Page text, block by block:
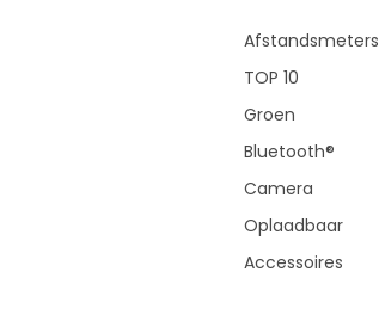
Afstandsmeters
TOP 10
Groen
Bluetooth®
Camera
Oplaadbaar
Accessoires